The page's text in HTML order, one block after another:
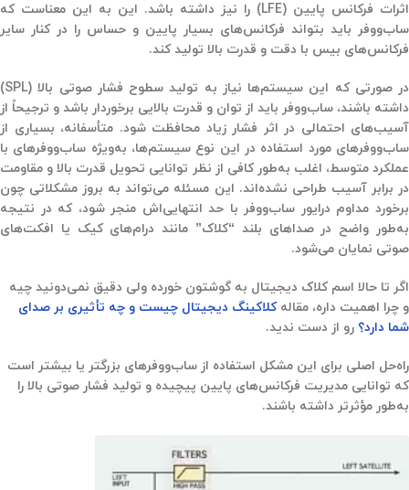
اثرات فرکانس پایین (LFE)
را نیز داشته باشد. این به این معناست که
ساب‌ووفر باید بتواند فرکانس‌های بسیار پایین و حساس را در کنار سایر
فرکانس‌های بیس با دقت و قدرت بالا تولید کند.
در صورتی که این سیستم‌ها نیاز به تولید سطوح فشار صوتی بالا (SPL)
داشته باشند، ساب‌ووفر باید از توان و قدرت بالایی برخوردار باشد و ترجیحاً از
آسیب‌های احتمالی در اثر فشار زیاد محافظت شود. متأسفانه، بسیاری از
ساب‌ووفرهای مورد استفاده در این نوع سیستم‌ها، به‌ویژه ساب‌ووفرهای با
عملکرد متوسط، اغلب به‌طور کافی از نظر توانایی تحویل قدرت بالا و مقاومت
در برابر آسیب طراحی نشده‌اند. این مسئله می‌تواند به بروز مشکلاتی چون
برخورد مداوم درایور ساب‌ووفر با حد انتهایی‌اش منجر شود، که در نتیجه
به‌طور واضح درصداهای بلند “کلاک” مانند درام‌های کیک یا افکت‌های
صوتی نمایان می‌شود.
اگر تا حالا اسم کلاک دیجیتال به گوشتون خورده ولی دقیق نمی‌دونید چیه
و چرا اهمیت داره، مقالهکلاکینگ دیجیتال چیست و چه تأثیری بر صدای
شما دارد؟ رو از دست ندید.
راه‌حل اصلی برای این مشکل استفاده از ساب‌ووفرهای بزرگتر یا بیشتر است
که توانایی مدیریت فرکانس‌های پایین پیچیده و تولید فشار صوتی بالا را
به‌طور مؤثرتر داشته باشند.